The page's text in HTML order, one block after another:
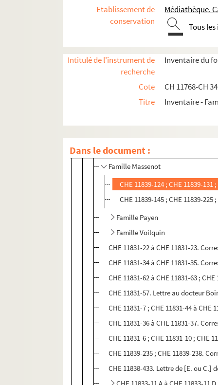
Etablissement de
conservation
Médiathèque.
Tous
Intitulé de l'instrument de
recherche
Inventaire du
Cote
CH 11768-CH
Titre
Inventaire -
Dans le document :
Correspondance de M. Gabriel de
Correspondance d'Élisa de Chénier,
Famille Banquet
Famille Belloc
Famille Dechenne
Famille Ferguson
Famille Gounelle
Famille Massenot
CHE 11839-124 ; CHE 11839-131
CHE 11839-145 ; CHE 11839-
Famille Payen
Famille Voilquin
CHE 11831-22 à CHE 11831-23.
CHE 11831-34 à CHE 11831-35.
CHE 11831-62 à CHE 11831-63 ;
CHE 11831-57. Lettre au docteur
CHE 11831-7 ; CHE 11831-44 à
CHE 11831-36 à CHE 11831-37.
CHE 11831-6 ; CHE 11831-10 ;
CHE 11839-235 ; CHE 11839-238.
CHE 11838-433. Lettre de [E. ou C.]